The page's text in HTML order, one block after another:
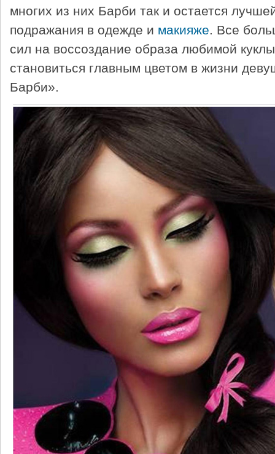
многих из них Барби так и остается
подражания в одежде и макияже. Все
сил на воссоздание образа любимой
становиться главным цветом в жизни
Барби».